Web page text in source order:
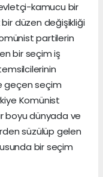
kamucu bir
düzen değişikliği
partilerin
bir seçim iş
geçen seçim
Komünist
boyu dünyada ve
süzülüp gelen
bir seçim